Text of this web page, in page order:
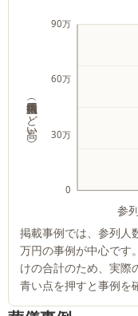
掲載費用（上ほど高い）
参
0
30万
60万
90万
掲載事例では、参列人
万円の事例が中心です
けの合計のため、実際
青い点を押すと事例を